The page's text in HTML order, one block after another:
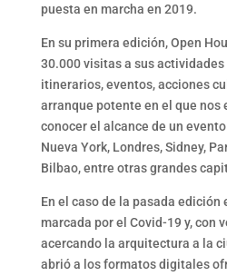
puesta en marcha en 2019.
En su primera edición, Open
30.000 visitas a sus
itinerarios, eventos, acciones
arranque potente en el que nos
conocer el alcance de un
Nueva York, Londres, Sidney,
Bilbao, entre otras grandes
En el caso de la pasada
marcada por el Covid-19 y, con
acercando la arquitectura a la
abrió a los formatos digitales